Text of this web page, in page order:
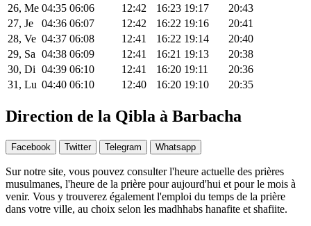
26, Me 04:35 06:06 12:42 16:23 19:17
20:43
27, Je
04:36 06:07 12:42 16:22 19:16
20:41
28, Ve 04:37 06:08 12:41 16:22 19:14
20:40
29, Sa 04:38 06:09 12:41 16:21 19:13
20:38
30, Di 04:39 06:10 12:41 16:20 19:11
20:36
31, Lu 04:40 06:10 12:40 16:20 19:10 20:35
Direction de la Qibla à Barbacha
Facebook Twitter Telegram Whatsapp
Sur notre site, vous pouvez consulter l'heure actuelle des prières
musulmanes, l'heure de la prière pour aujourd'hui et pour le mois à
venir. Vous y trouverez également l'emploi du temps de la prière
dans votre ville, au choix selon les madhhabs hanafite et shafiite.